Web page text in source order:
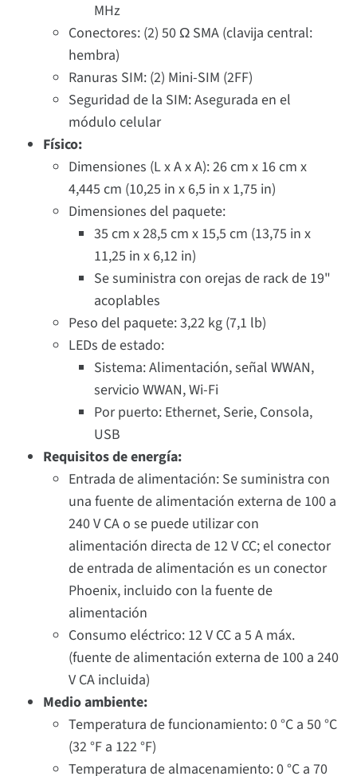
MHz
Conectores: (2) 50 Ω SMA (clavija central:
hembra)
Ranuras SIM: (2) Mini-SIM (2FF)
Seguridad de la SIM: Asegurada en el
módulo celular
Físico:
Dimensiones (L x A x A): 26 cm x 16 cm x
4,445 cm (10,25 in x 6,5 in x 1,75 in)
Dimensiones del paquete:
35 cm x 28,5 cm x 15,5 cm (13,75 in x
11,25 in x 6,12 in)
Se suministra con orejas de rack de 19"
acoplables
Peso del paquete: 3,22 kg (7,1 lb)
LEDs de estado:
Sistema: Alimentación, señal WWAN,
servicio WWAN, Wi-Fi
Por puerto: Ethernet, Serie, Consola,
USB
Requisitos de energía:
Entrada de alimentación: Se suministra con
una fuente de alimentación externa de 100 a
240 V CA o se puede utilizar con
alimentación directa de 12 V CC; el conector
de entrada de alimentación es un conector
Phoenix, incluido con la fuente de
alimentación
Consumo eléctrico: 12 V CC a 5 A máx.
(fuente de alimentación externa de 100 a 240
V CA incluida)
Medio ambiente:
Temperatura de funcionamiento: 0 °C a 50 °C
(32 °F a 122 °F)
Temperatura de almacenamiento: 0 °C a 70